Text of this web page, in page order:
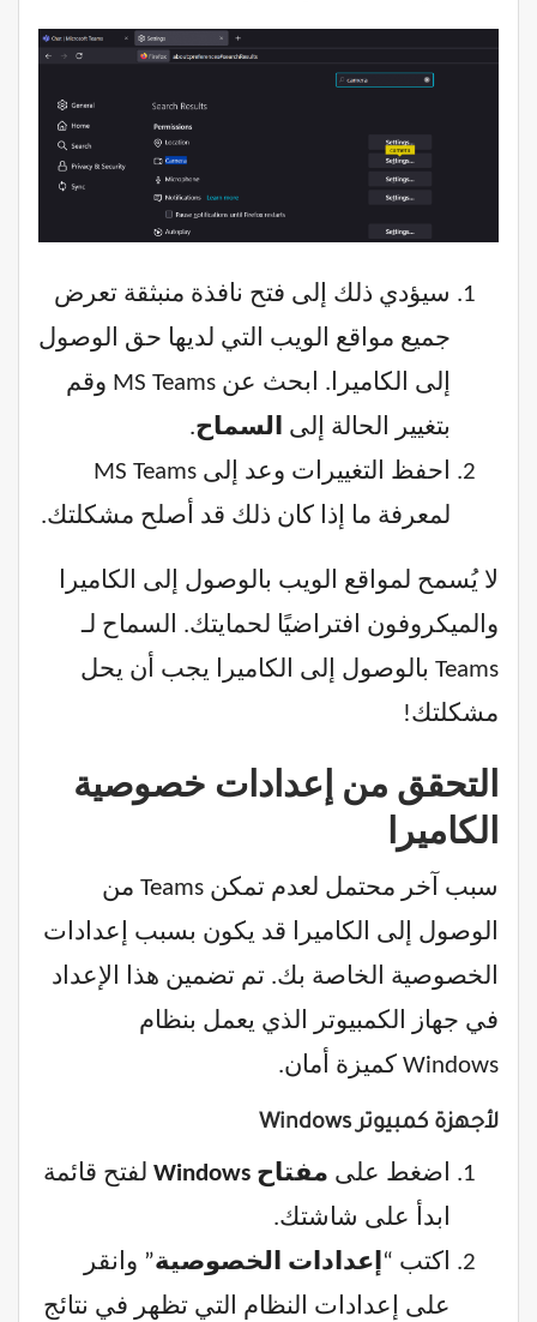
سيؤدي ذلك إلى فتح نافذة منبثقة تعرض
جميع مواقع الويب التي لديها حق الوصول
إلى الكاميرا. ابحث عن MS Teams وقم
بتغيير الحالة إلى
السماح.
احفظ التغييرات وعد إلى MS Teams
لمعرفة ما إذا كان ذلك قد أصلح مشكلتك.
لا يُسمح لمواقع الويب بالوصول إلى الكاميرا
والميكروفون افتراضيًا لحمايتك. السماح لـ
Teams بالوصول إلى الكاميرا يجب أن يحل
مشكلتك!
التحقق من إعدادات خصوصية
الكاميرا
سبب آخر محتمل لعدم تمكن Teams من
الوصول إلى الكاميرا قد يكون بسبب إعدادات
الخصوصية الخاصة بك. تم تضمين هذا الإعداد
في جهاز الكمبيوتر الذي يعمل بنظام
Windows كميزة أمان.
لأجهزة كمبيوتر Windows
اضغط على مفتاح Windows
لفتح قائمة
ابدأ على شاشتك.
اكتب “ إعدادات الخصوصية” وانقر
على إعدادات النظام التي تظهر في نتائج